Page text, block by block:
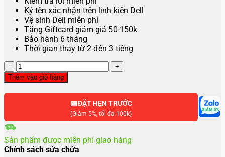
Ký tên xác nhận trên linh kiện Dell
Vệ sinh Dell miễn phí
Tặng Giftcard giảm giá 50-150k
Bảo hành 6 tháng
Thời gian thay từ 2 đến 3 tiếng
Thay
màn
hình
laptop
13
số
lượng
Thêm vào giỏ hàng
📅ĐẶT HẸN TRƯỚC
(Giảm 5%, tối đa 100k)
Sản phẩm được miễn phí giao hàng
Chính sách sửa chữa